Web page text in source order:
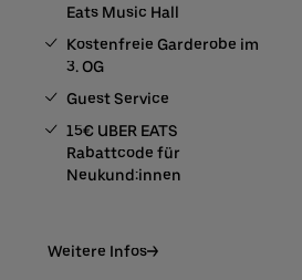
Eats Music Hall
Kostenfreie Garderobe im
3. OG
Guest Service
15€ UBER EATS
Rabattcode für
Neukund:innen
Weitere Infos